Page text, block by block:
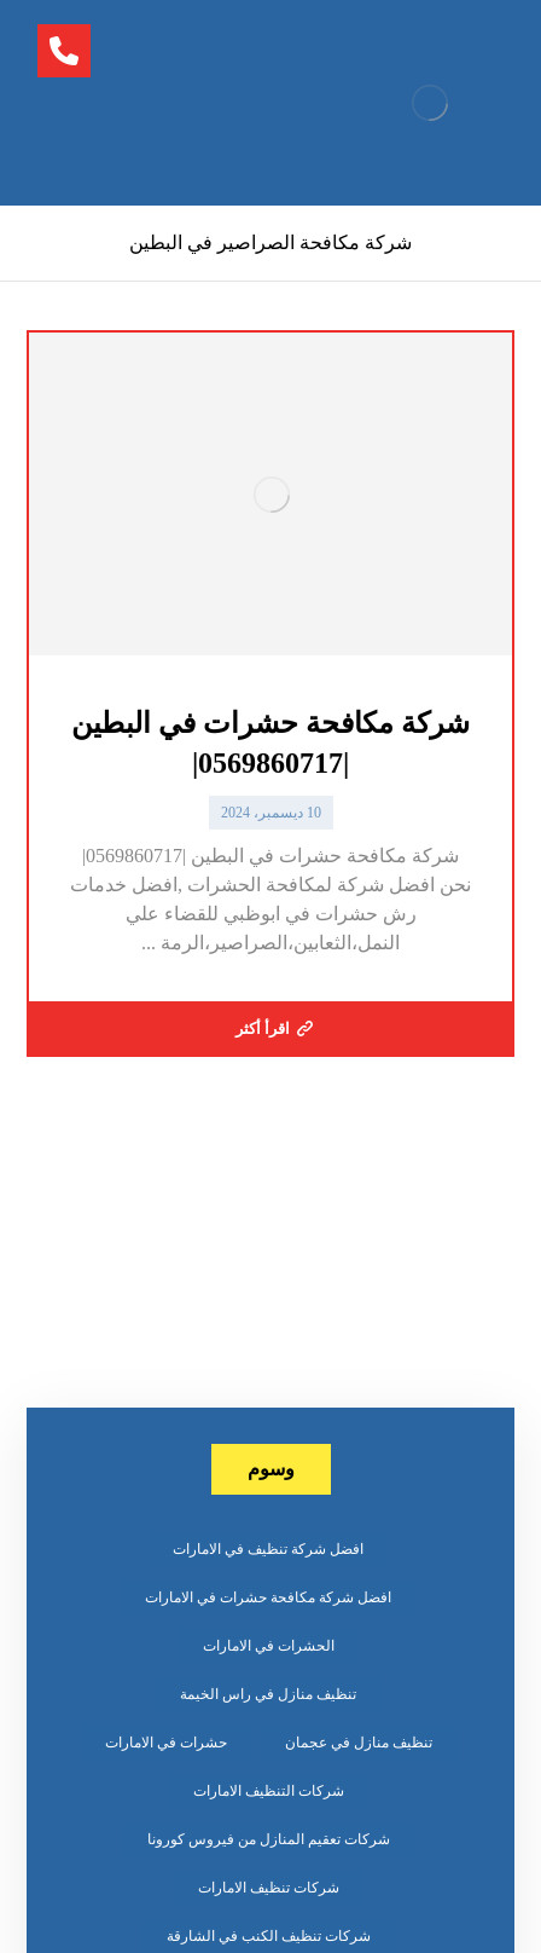
شركة مكافحة الصراصير في البطين
شركة مكافحة حشرات في البطين
|0569860717|
10 ديسمبر، 2024
شركة مكافحة حشرات في البطين |0569860717|
نحن افضل شركة لمكافحة الحشرات ,افضل خدمات
رش حشرات في ابوظبي للقضاء علي
النمل،الثعابين،الصراصير،الرمة ...
اقرأ أكثر
وسوم
افضل شركة تنظيف في الامارات
افضل شركة مكافحة حشرات في الامارات
الحشرات في الامارات
تنظيف منازل في راس الخيمة
تنظيف منازل في عجمان حشرات في الامارات
شركات التنظيف الامارات
شركات تعقيم المنازل من فيروس كورونا
شركات تنظيف الامارات
شركات تنظيف الكنب في الشارقة